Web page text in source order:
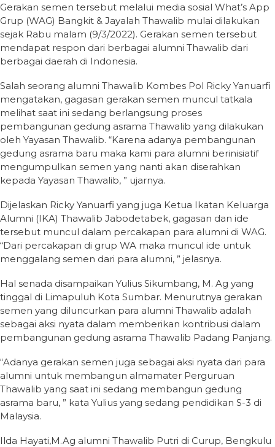
Gerakan semen tersebut melalui media sosial What’s App
Grup (WAG) Bangkit & Jayalah Thawalib mulai dilakukan
sejak Rabu malam (9/3/2022). Gerakan semen tersebut
mendapat respon dari berbagai alumni Thawalib dari
berbagai daerah di Indonesia.
Salah seorang alumni Thawalib Kombes Pol Ricky Yanuarfi
mengatakan, gagasan gerakan semen muncul tatkala
melihat saat ini sedang berlangsung proses
pembangunan gedung asrama Thawalib yang dilakukan
oleh Yayasan Thawalib. “Karena adanya pembangunan
gedung asrama baru maka kami para alumni berinisiatif
mengumpulkan semen yang nanti akan diserahkan
kepada Yayasan Thawalib, ” ujarnya.
Dijelaskan Ricky Yanuarfi yang juga Ketua Ikatan Keluarga
Alumni (IKA) Thawalib Jabodetabek, gagasan dan ide
tersebut muncul dalam percakapan para alumni di WAG.
“Dari percakapan di grup WA maka muncul ide untuk
menggalang semen dari para alumni, ” jelasnya.
Hal senada disampaikan Yulius Sikumbang, M. Ag yang
tinggal di Limapuluh Kota Sumbar. Menurutnya gerakan
semen yang diluncurkan para alumni Thawalib adalah
sebagai aksi nyata dalam memberikan kontribusi dalam
pembangunan gedung asrama Thawalib Padang Panjang.
“Adanya gerakan semen juga sebagai aksi nyata dari para
alumni untuk membangun almamater Perguruan
Thawalib yang saat ini sedang membangun gedung
asrama baru, ” kata Yulius yang sedang pendidikan S-3 di
Malaysia.
Ilda Hayati,M.Ag alumni Thawalib Putri di Curup, Bengkulu